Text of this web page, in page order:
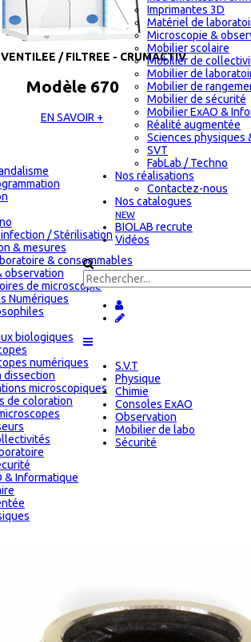
Imprimantes 3D
Matériel de
Microscopie &
Mobilier scolaire
Mobilier de
Mobilier de
Mobilier de
Mobilier de sécurité
Mobilier ExAO &
Réalité augmentée
Sciences physiques
SVT
FabLab / Techno
Nos réalisations
Contactez-nous
Nos catalogues
NEW
BIOLAB recrute
Vidéos
S.V.T
Physique
Chimie
Consoles ExAO
Observation
Mobilier de labo
Sécurité
/ FILTREE - CRUMACTIV
Modèle 670
EN SAVOIR +
/ Stérilisation
& mesures
& consommables
observation
de microscopie
Numériques
biologiques
numériques
dissection
microscopiques
de coloration
& Informatique